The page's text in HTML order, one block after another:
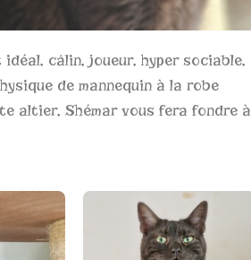
câlin, joueur, hyper sociable,
de mannequin à la robe
altier, Shémar vous fera fondre à